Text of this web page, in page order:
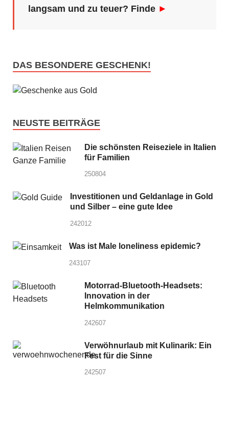
langsam und zu teuer? Finde ►
DAS BESONDERE GESCHENK!
NEUSTE BEITRÄGE
Die schönsten Reiseziele in Italien
für Familien
250804
Investitionen und Geldanlage in Gold
und Silber – eine gute Idee
242012
Was ist Male loneliness epidemic?
243107
Motorrad-Bluetooth-Headsets:
Innovation in der
Helmkommunikation
242607
Verwöhnurlaub mit Kulinarik: Ein
Fest für die Sinne
242507